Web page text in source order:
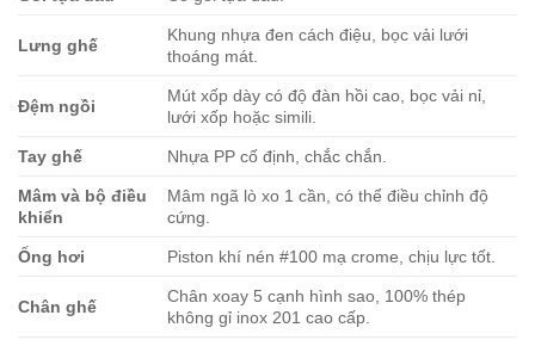
Lưng ghế
Khung nhựa đen cách điệu, bọc vải lưới
thoáng mát.
Đệm ngồi
Mút xốp dày có độ đàn hồi cao, bọc vải nỉ,
lưới xốp hoặc simili.
Tay ghế Nhựa PP cố định, chắc chắn.
Mâm và bộ điều
khiển
Mâm ngã lò xo 1 cần, có thể điều chỉnh độ
cứng.
Ống hơi Piston khí nén #100 mạ crome, chịu lực tốt.
Chân ghế
Chân xoay 5 cạnh hình sao, 100% thép
không gỉ inox 201 cao cấp.